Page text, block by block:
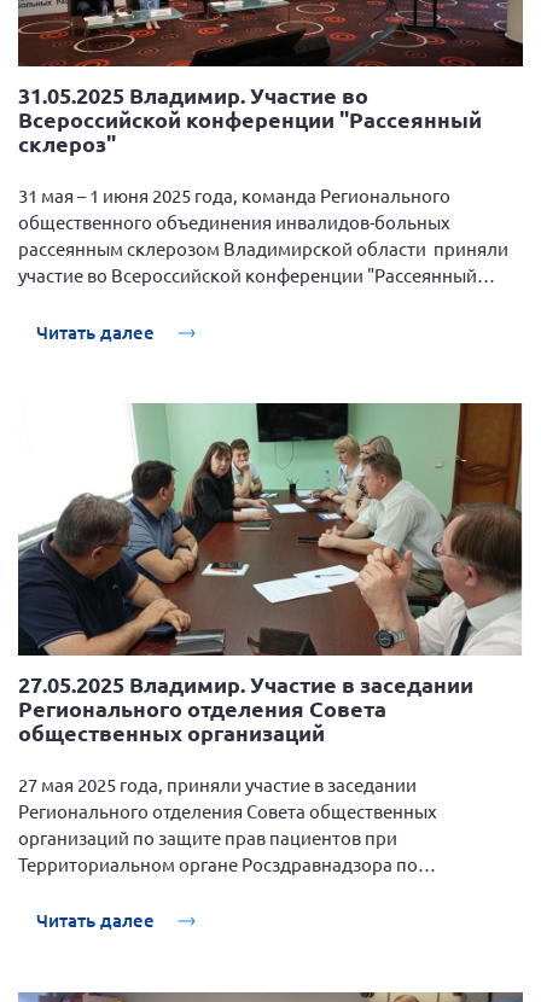
Брянская область
Владимирская область
Волгоградская область
Воронежская область
Калининградская область
Кемеровская область
Кировская область
Краснодарский край
Липецкая область
Ленинградская область
г. Москва
Московская область
Мурманская область
Нижегородская область
Новгородская область
Новосибирская область
Омская область
Пензенская область
Республика Башкортостан
Республика Бурятия
Республика Карелия
Республика Хакасия
31.05.2025 Владимир. Участие во
Всероссийской конференции "Рассеянный
склероз"
31 мая – 1 июня 2025 года, команда Регионального
общественного объединения инвалидов-больных
рассеянным склерозом Владимирской области приняли
участие во Всероссийской конференции "Рассеянный
Общероссийской общественной организацией
Читать далее
27.05.2025 Владимир. Участие в заседании
Регионального отделения Совета
общественных организаций
27 мая 2025 года, приняли участие в заседании
Регионального отделения Совета общественных
организаций по защите прав пациентов при
Территориальном органе Росздравнадзора по
Читать далее